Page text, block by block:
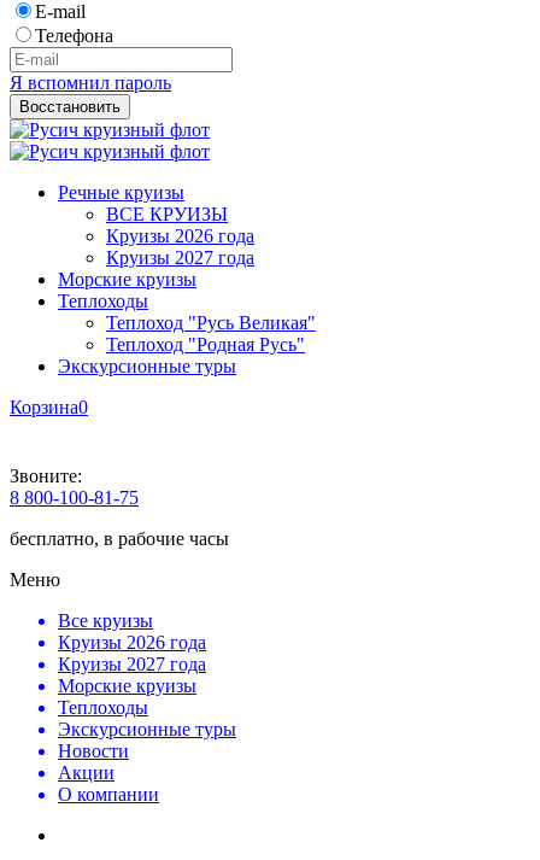
E-mail
Телефона
Я вспомнил пароль
Восстановить
Речные круизы
ВСЕ КРУИЗЫ
Круизы 2026 года
Круизы 2027 года
Морские круизы
Теплоходы
Теплоход "Русь Великая"
Теплоход "Родная Русь"
Экскурсионные туры
Корзина0
Звоните:
8 800-100-81-75
бесплатно, в рабочие часы
Меню
Все круизы
Круизы 2026 года
Круизы 2027 года
Морские круизы
Теплоходы
Экскурсионные туры
Новости
Акции
О компании